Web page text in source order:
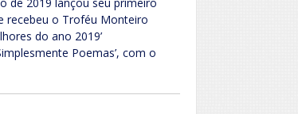
recebeu o Troféu Monteiro
do ano 2019’
Poemas’, com o